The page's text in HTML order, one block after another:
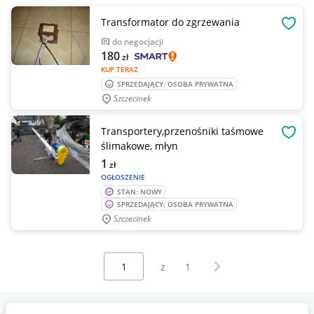
Transformator do zgrzewania
do negocjacji
KUP TERAZ
180zł
SPRZEDAJĄCY: OSOBA PRYWATNA
Szczecinek
Transportery,przenośniki taśmowe
ślimakowe, młyn
OGŁOSZENIE
1 zł
STAN: NOWY
SPRZEDAJĄCY: OSOBA PRYWATNA
Szczecinek
Wybierz stronę:
z 1 Następna strona